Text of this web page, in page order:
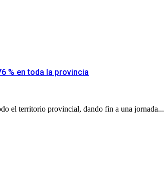
% en toda la provincia
el territorio provincial, dando fin a una jornada...